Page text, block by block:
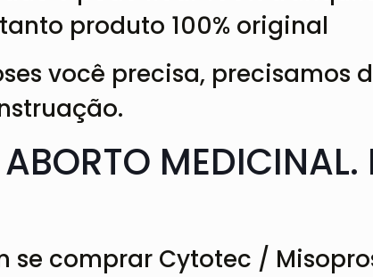
produto 100% original
você precisa, precisamos
se comprar Cytotec /